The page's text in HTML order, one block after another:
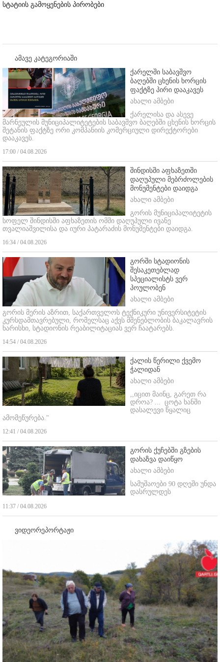
სტატიის გამოყენების პირობები
ამავე კატეგორიაში
ქარელში საბავშვო
ბაღებში ცხენის ხორცის
ფაქტზე პირი დააკავეს
ახალი ამბები
ქარელისა და ასევე
მარნეულის მუნიციპალიტეტების საბავშვო ბაღებში ცხენის ხორცის
შეტანის ფაქტზე ორი კომპანიის კომერციული დირექტორები
დააკავეს.
17:00 / 04.08.2026
შინდისში აფხაზეთში
დაღუპული მებრძოლების
მონუმენტები დაიდგა
ახალი ამბები
გორის მუნიციპალიტეტის
სოფელ შინდისში აფხაზეთის ომში დაღუპული ივანე
თვალიაშვილისა და იური პატარაძის მონუმენტები დაიდგა.
16:34 / 04.08.2026
გორში სტადიონის
შესაკეთებლად
სპეციალისტს ვერ
პოულობენ
ახალი ამბები
გორის მერის აზრით, საქართველოს ტექნიკური უნივერსიტეტის
კურსდამთავრებული, რომელსაც აქვს მშენებლობის ბაკალავრის
ხარისხი, სტადიონის რეაბილიტაციას ვერ ჩაატარებს.
14:54 / 04.08.2026
ქალის წერილი ქვემო
ჭალიდან
ახალი ამბები
,,იცით მაინც, გარეთ რა
დროა? ... ცოტა ხანში
დასალევი წყალიც
ამომეწურება."
12:41 / 04.08.2026
გორის ქუჩებში გზების
დახაზვა დაიწყო
ახალი ამბები
სამუშაოები 90 დღეში უნდა
დასრულდეს
11:37 / 04.08.2026
ვიდეორეპორტაჟი